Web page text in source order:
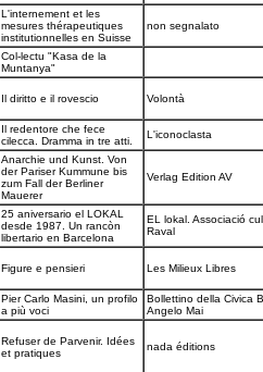
L'internement et les
mesures thérapeutiques
institutionnelles en Suisse
non segnalato
Col-lectu "Kasa de la
Muntanya"
Il diritto e il rovescio Volontà
Il redentore che fece
cilecca. Dramma in tre atti.
L'iconoclasta
Anarchie und Kunst. Von
der Pariser Kummune bis
zum Fall der Berliner
Mauerer
Verlag Edition AV
25 aniversario el LOKAL
desde 1987. Un rancòn
libertario en Barcelona
EL lokal. Associació
Raval
Figure e pensieri Les Milieux Libres
Pier Carlo Masini, un profilo
a più voci
Bollettino della Civica
Angelo Mai
Refuser de Parvenir. Idées
et pratiques
nada éditions